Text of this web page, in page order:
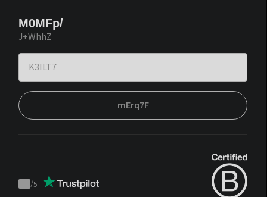
M0MFp/
J+WhhZ
mErq7F
Trustpilot
/5